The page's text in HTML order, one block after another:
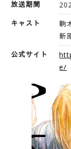
放送期間
キャスト
駒
新
公式サイト
e/